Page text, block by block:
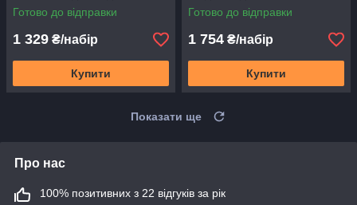
Готово до відправки
1 329 ₴/набір
Купити
Готово до відправки
1 754 ₴/набір
Купити
Показати ще
Про нас
100% позитивних з 22 відгуків за рік